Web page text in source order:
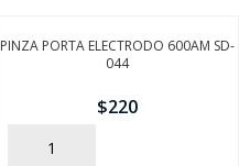
PINZA PORTA ELECTRODO 600AM SD-
044
$220
AÑADIR